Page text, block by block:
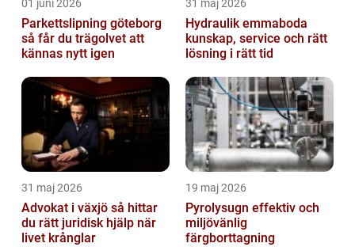
01 juni 2026
Parkettslipning göteborg
så får du trägolvet att
kännas nytt igen
31 maj 2026
Hydraulik emmaboda
kunskap, service och rätt
lösning i rätt tid
31 maj 2026
Advokat i växjö så hittar
du rätt juridisk hjälp när
livet krånglar
19 maj 2026
Pyrolysugn effektiv och
miljövänlig
färgborttagning